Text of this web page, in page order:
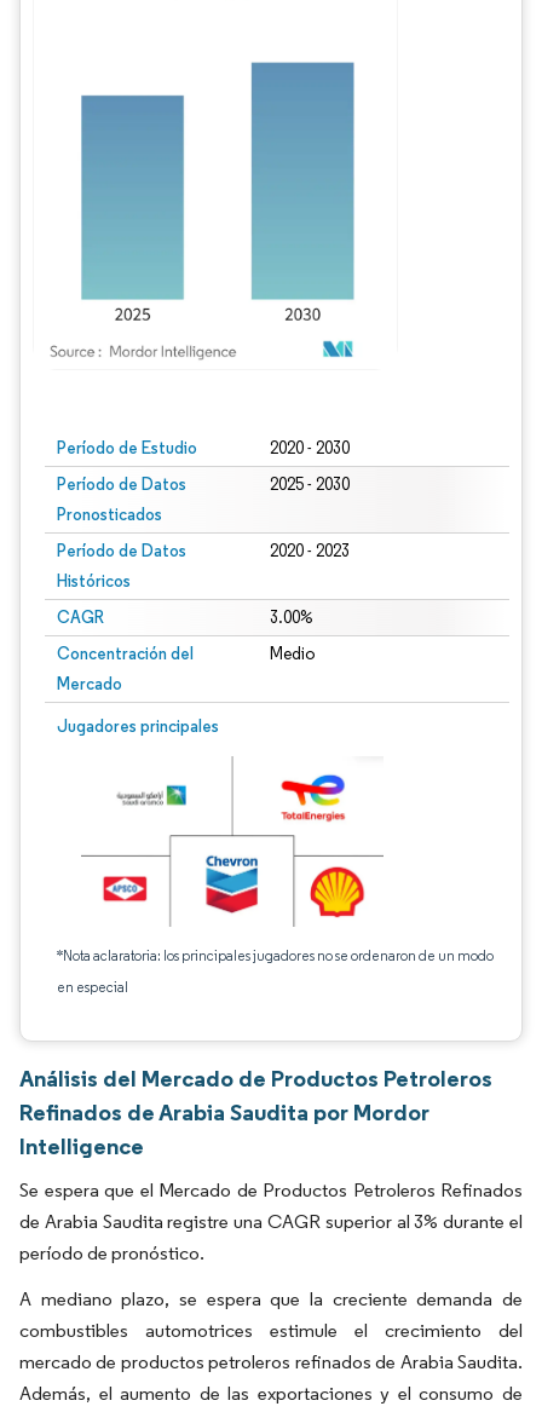
Período de Estudio 2020 - 2030
Período de Datos
Pronosticados
2025 - 2030
Período de Datos
Históricos
2020 - 2023
CAGR 3.00%
Concentración del
Mercado
Medio
Jugadores principales
*Nota aclaratoria: los principales jugadores no se ordenaron de un modo
en especial
Análisis del Mercado de Productos Petroleros
Refinados de Arabia Saudita por Mordor
Intelligence
Se espera que el Mercado de Productos Petroleros Refinados
de Arabia Saudita registre una CAGR superior al 3% durante el
período de pronóstico.
A mediano plazo, se espera que la creciente demanda de
combustibles automotrices estimule el crecimiento del
mercado de productos petroleros refinados de Arabia Saudita.
Además, el aumento de las exportaciones y el consumo de